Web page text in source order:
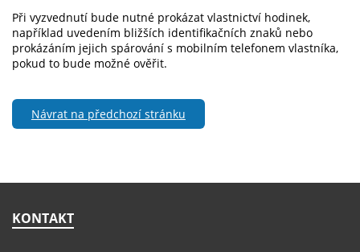
Při vyzvednutí bude nutné prokázat vlastnictví hodinek,
například uvedením bližších identifikačních znaků nebo
prokázáním jejich spárování s mobilním telefonem vlastníka,
pokud to bude možné ověřit.
Návrat na předchozí stránku
KONTAKT